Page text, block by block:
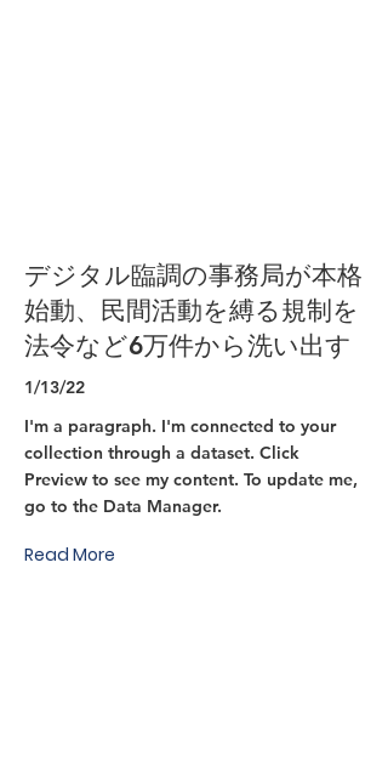
デジタル臨調の事務局が本格
始動、民間活動を縛る規制を
法令など6万件から洗い出す
1/13/22
I'm a paragraph. I'm connected to your
collection through a dataset. Click
Preview to see my content. To update me,
go to the Data Manager.
Read More